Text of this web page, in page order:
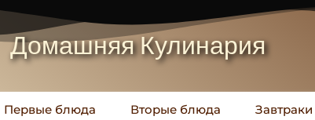
Домашняя Кулинария
Первые блюда Вторые блюда Завтраки